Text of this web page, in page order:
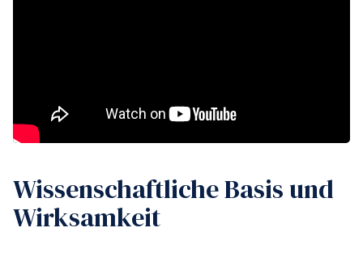
Wissenschaftliche Basis und
Wirksamkeit